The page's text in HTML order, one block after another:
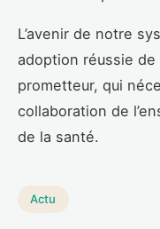
L’avenir de notre
adoption réussie de
prometteur, qui
collaboration de
de la santé.
Actu